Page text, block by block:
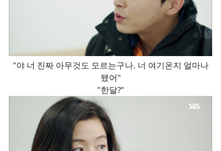
"야 너 진짜 아무것도 모르는구나. 너 여기온지 얼마나
됐어"
"한달?"